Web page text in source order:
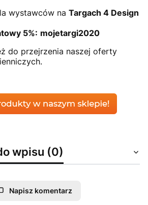
wystawców na Targach 4 Design
5%: mojetargi2020
do przejrzenia naszej oferty
wpisu (0)
Napisz komentarz